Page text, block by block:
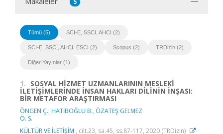
Tümü (5) SCI-E, SSCI, AHCI (2)
SCI-E, SSCI, AHCI, ESCI (2) Scopus (2) TRDizin (2)
Diğer Yayınlar (1)
1. SOSYAL HİZMET UZMANLARININ MESLEKİ
İLETİŞİMLERİNDE İNSAN HAKLARI DİLİNİN İNŞASI:
BİR METAFOR ARAŞTIRMASI
ÖNGEN Ç., HATİBOĞLU B., ÖZATEŞ GELMEZ
Ö. S.
KÜLTÜR VE İLETİŞİM , cilt.23, sa.45, ss.87-117, 2020 (TRDizin)